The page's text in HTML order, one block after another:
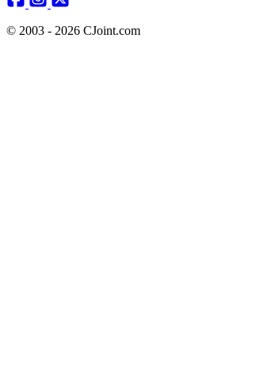
© 2003 - 2026 CJoint.com